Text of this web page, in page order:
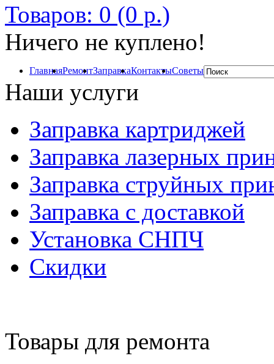
Товаров: 0 (0 р.)
Ничего не куплено!
ГлавнаяРемонтЗаправкаКонтактыСоветы
Наши услуги
Заправка картриджей
Заправка лазерных
Заправка струйных
Заправка с доставкой
Установка СНПЧ
Скидки
Товары для ремонта